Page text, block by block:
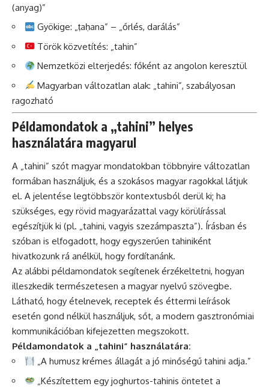
(anyag)”
Gyökige: „ṭaḥana” – „őrlés, darálás”
Török közvetítés: „tahin”
Nemzetközi elterjedés: főként az angolon keresztül
Magyarban változatlan alak: „tahini”, szabályosan
ragozható
Példamondatok a „tahini” helyes
használatára magyarul
A „tahini” szót magyar mondatokban többnyire változatlan
formában használjuk, és a szokásos magyar ragokkal látjuk
el. A jelentése legtöbbször kontextusból derül ki; ha
szükséges, egy rövid magyarázattal vagy körülírással
egészítjük ki (pl. „tahini, vagyis szezámpaszta”). Írásban és
szóban is elfogadott, hogy egyszerűen tahiniként
hivatkozunk rá anélkül, hogy fordítanánk.
Az alábbi példamondatok segítenek érzékeltetni, hogyan
illeszkedik természetesen a magyar nyelvű szövegbe.
Látható, hogy ételnevek, receptek és éttermi leírások
esetén gond nélkül használjuk, sőt, a modern gasztronómiai
kommunikációban kifejezetten megszokott.
Példamondatok a „tahini” használatára:
„A humusz krémes állagát a jó minőségű tahini adja.”
„Készítettem egy joghurtos-tahinis öntetet a